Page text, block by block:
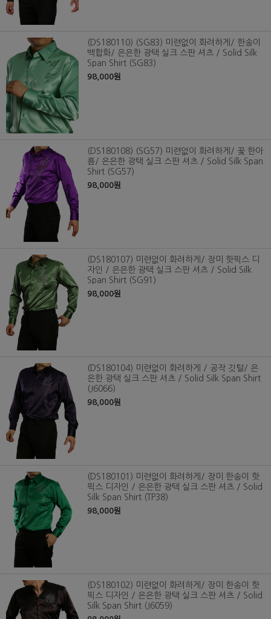
(DS180110) (SG83) 미련없이 화려하게/ 한송이
백합화/ 은은한 광택 실크 스판 셔츠 / Solid Silk
Span Shirt (SG83)
98,000원
(DS180108) (SG57) 미련없이 화려하게/ 꽃 한아
름/ 은은한 광택 실크 스판 셔츠 / Solid Silk Span
Shirt (SG57)
98,000원
(DS180107) 미련없이 화려하게/ 장미 핫픽스 디
자인 / 은은한 광택 실크 스판 셔츠 / Solid Silk
Span Shirt (SG91)
98,000원
(DS180104) 미련없이 화려하게 / 공작 깃털/ 은
은한 광택 실크 스판 셔츠 / Solid Silk Span Shirt
(J6066)
98,000원
(DS180101) 미련없이 화려하게/ 장미 한송이 핫
픽스 디자인 / 은은한 광택 실크 스판 셔츠 / Solid
Silk Span Shirt (TP38)
98,000원
(DS180102) 미련없이 화려하게/ 장미 한송이 핫
픽스 디자인 / 은은한 광택 실크 스판 셔츠 / Solid
Silk Span Shirt (J6059)